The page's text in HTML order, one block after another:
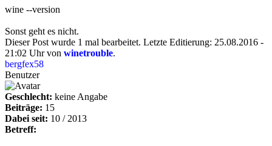
wine --version
Sonst geht es nicht.
Dieser Post wurde 1 mal bearbeitet. Letzte Editierung: 25.08.2016 -
21:02 Uhr von winetrouble.
bergfex58
Benutzer
Geschlecht: keine Angabe
Beiträge: 15
Dabei seit: 10 / 2013
Betreff: